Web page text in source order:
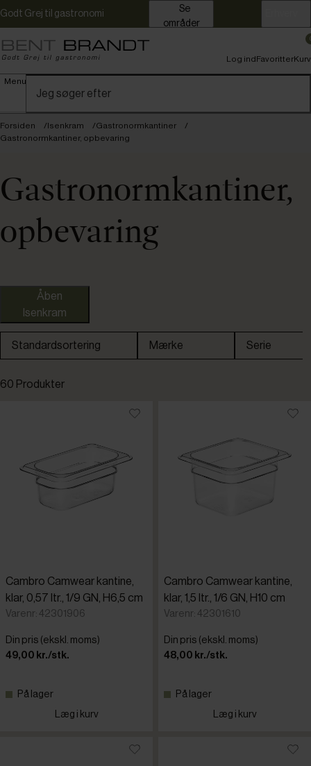
Godt Grej til gastronomi
områder
Menu
Log indFavoritterKurv
Forsiden Isenkram
Gastronormkantiner
Gastronormkantiner, opbevaring
Gastronormkantiner,
opbevaring
Isenkram
Standardsortering
Standardsortering
Laveste pris
Tilføjet for nylig
Varenr.
Mærke Serie
60 Produkter
Cambro Camwear kantine,
klar, 0,57 ltr., 1/9 GN, H6,5 cm
Varenr: 42301906
Din pris (ekskl. moms)
49,00 kr./stk.
På lager
Læg i kurv
Cambro Camwear kantine,
klar, 1,5 ltr., 1/6 GN, H10 cm
Varenr: 42301610
Din pris (ekskl. moms)
48,00 kr./stk.
På lager
Læg i kurv